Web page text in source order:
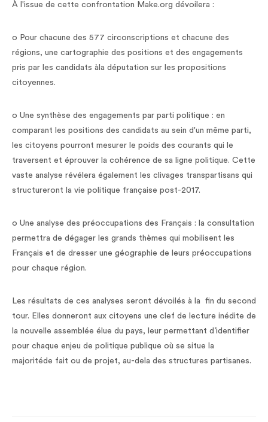
À l'issue de cette confrontation Make.org dévoilera :
o Pour chacune des 577 circonscriptions et chacune des
régions, une cartographie des positions et des engagements
pris par les candidats àla députation sur les propositions
citoyennes.
o Une synthèse des engagements par parti politique : en
comparant les positions des candidats au sein d'un même parti,
les citoyens pourront mesurer le poids des courants qui le
traversent et éprouver la cohérence de sa ligne politique. Cette
vaste analyse révélera également les clivages transpartisans qui
structureront la vie politique française post-2017.
o Une analyse des préoccupations des Français : la consultation
permettra de dégager les grands thèmes qui mobilisent les
Français et de dresser une géographie de leurs préoccupations
pour chaque région.
Les résultats de ces analyses seront dévoilés à la fin du second
tour. Elles donneront aux citoyens une clef de lecture inédite de
la nouvelle assemblée élue du pays, leur permettant d’identifier
pour chaque enjeu de politique publique où se situe la
majoritéde fait ou de projet, au-dela des structures partisanes.